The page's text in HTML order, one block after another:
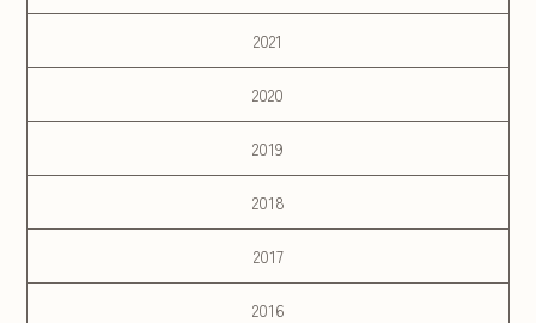
2021
2020
2019
2018
2017
2016